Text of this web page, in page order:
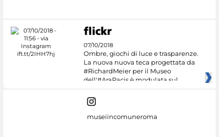
07/10/2018
Ombre, giochi di luce e trasparenze.
La nuova nuova teca progettata da
#RichardMeier per il Museo
dell'#AraPacis è modulata sul
museiincomuneroma